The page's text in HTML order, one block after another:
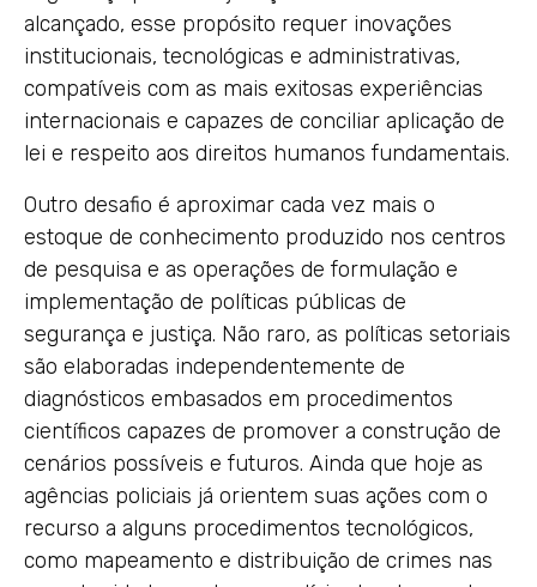
alcançado, esse propósito requer inovações
institucionais, tecnológicas e administrativas,
compatíveis com as mais exitosas experiências
internacionais e capazes de conciliar aplicação de
lei e respeito aos direitos humanos fundamentais.
Outro desafio é aproximar cada vez mais o
estoque de conhecimento produzido nos centros
de pesquisa e as operações de formulação e
implementação de políticas públicas de
segurança e justiça. Não raro, as políticas setoriais
são elaboradas independentemente de
diagnósticos embasados em procedimentos
científicos capazes de promover a construção de
cenários possíveis e futuros. Ainda que hoje as
agências policiais já orientem suas ações com o
recurso a alguns procedimentos tecnológicos,
como mapeamento e distribuição de crimes nas